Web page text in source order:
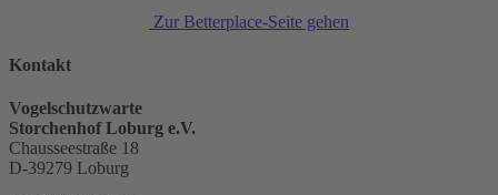
Zur Betterplace-Seite gehen
Kontakt
Vogelschutzwarte
Storchenhof Loburg e.V.
Chausseestraße 18
D-39279 Loburg